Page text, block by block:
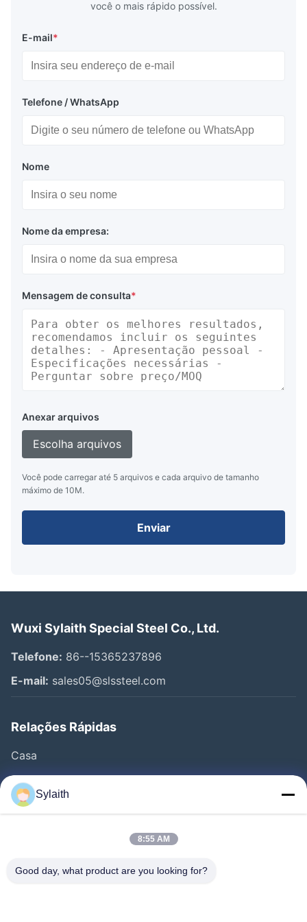
você o mais rápido possível.
E-mail*
Telefone / WhatsApp
Nome
Nome da empresa:
Mensagem de consulta*
Anexar arquivos
Escolha arquivos
Você pode carregar até 5 arquivos e cada arquivo de tamanho
máximo de 10M.
Enviar
Wuxi Sylaith Special Steel Co., Ltd.
Telefone: 86--15365237896
E-mail: sales05@slssteel.com
Relações Rápidas
Casa
Produtos
Vídeos
Controle De Qualidade
Sylaith
8:55 AM
Good day, what product are you looking for?